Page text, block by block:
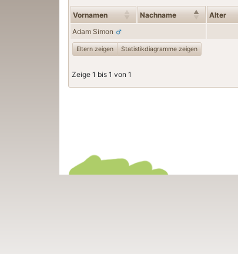
Vornamen Nachname Alter
Adam Simon
Eltern zeigen Statistikdiagramme zeigen
Zeige 1 bis 1 von 1